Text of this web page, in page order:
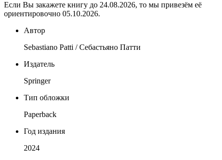
Если Вы закажете книгу до 24.08.2026, то мы привезём её
ориентировочно 05.10.2026.
Автор
Sebastiano Patti / Себастьяно Патти
Издатель
Springer
Тип обложки
Paperback
Год издания
2024